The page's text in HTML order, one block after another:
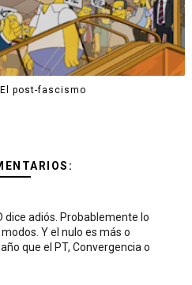
post-fascismo
dice adiós. Probablemente lo
Y el nulo es más o
que el PT, Convergencia o